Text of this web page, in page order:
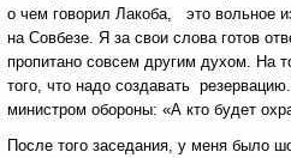
о чем говорил Лакоба, это вольное
на Совбезе. Я за свои слова готов
пропитано совсем другим духом. На
того, что надо создавать
министром обороны: «А кто будет
После того заседания, у меня было